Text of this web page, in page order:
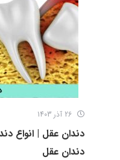
دندان عقل | انواع
دندان عقل